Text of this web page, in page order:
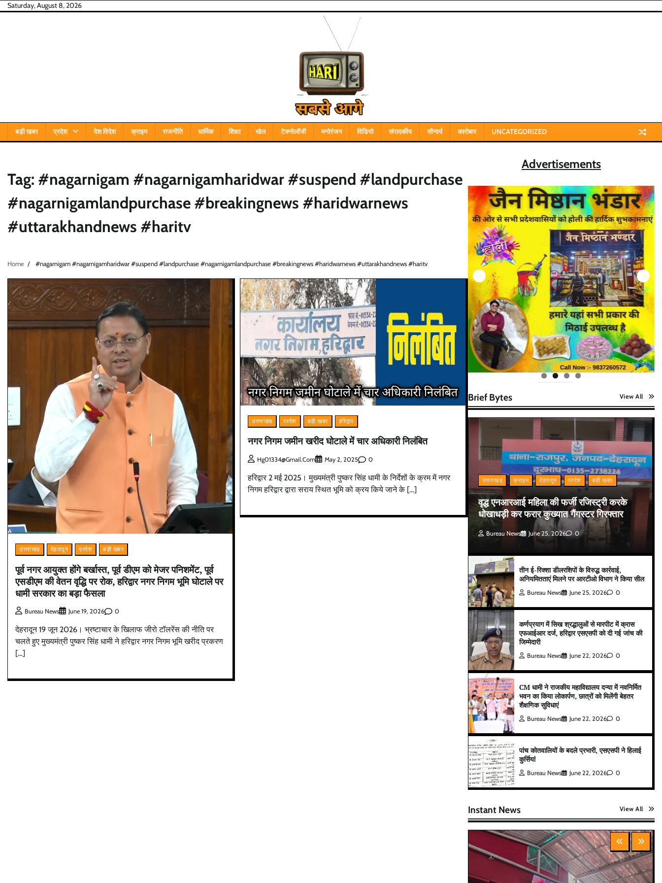
SkipSaturday, August 8, 2026
बड़ी खबर प्रदेश देश विदेश क्राइम राजनीति धार्मिक शिक्षा खेल टेक्नोलॉजी मनोरंजन विडियो संपादकीय सौन्दर्य कारोबार UNCATEGORIZED
Tag: #nagarnigam #nagarnigamharidwar #suspend #landpurchase
#nagarnigamlandpurchase #breakingnews #haridwarnews
#uttarakhandnews #haritv
Home #nagarnigam #nagarnigamharidwar #suspend #landpurchase #nagarnigamlandpurchase #breakingnews #haridwarnews #uttarakhandnews #haritv
उत्तराखंड देहरादून प्रदेश बड़ी खबर
पूर्व नगर आयुक्त होंगे बर्खास्त, पूर्व डीएम को मेजर पनिशमेंट, पूर्व
एसडीएम की वेतन वृद्धि पर रोक, हरिद्वार नगर निगम भूमि घोटाले पर
धामी सरकार का बड़ा फैसला
Bureau News June 19, 2026 0
देहरादून 19 जून 2026। भ्रष्टाचार के खिलाफ जीरो टॉलरेंस की नीति पर
चलते हुए मुख्यमंत्री पुष्कर सिंह धामी ने हरिद्वार नगर निगम भूमि खरीद प्रकरण
[…]
उत्तराखंड प्रदेश बड़ी खबर हरिद्वार
नगर निगम जमीन खरीद घोटाले में चार अधिकारी निलंबित
Hg01334@gmail.com May 2, 2025 0
हरिद्वार 2 मई 2025। मुख्यमंत्री पुष्कर सिंह धामी के निर्देशों के क्रम में नगर
निगम हरिद्वार द्वारा सराय स्थित भूमि को क्रय किये जाने के […]
Advertisements
Brief Bytes View All
उत्तराखंड क्राइम देहरादून प्रदेश बड़ी खबर
वृद्ध एनआरआई महिला की फर्जी रजिस्ट्री करके
धोखाधड़ी कर फरार कुख्यात गैंगस्टर गिरफ्तार
Bureau News June 25, 2026 0
तीन ई-रिक्शा डीलरशिपों के विरुद्ध कार्रवाई,
अनियमितताएं मिलने पर आरटीओ विभाग ने किया सील
Bureau News June 25, 2026 0
कर्णप्रयाग में सिख श्रद्धालुओं से मारपीट में क्रास
एफआईआर दर्ज, हरिद्वार एसएसपी को दी गई जांच की
जिम्मेदारी
Bureau News June 22, 2026 0
CM धामी ने राजकीय महाविद्यालय दन्या में नवनिर्मित
भवन का किया लोकार्पण, छात्रों को मिलेंगी बेहतर
शैक्षणिक सुविधाएं
Bureau News June 22, 2026 0
पांच कोतवालियों के बदले प्रभारी, एसएसपी ने हिलाई
कुर्सियां
Bureau News June 22, 2026 0
Instant News View All